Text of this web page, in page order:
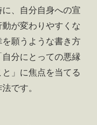
、自分自身への宣
が変わりやすくな
願うような書き方
分にとっての悪縁
」に焦点を当てる
です。